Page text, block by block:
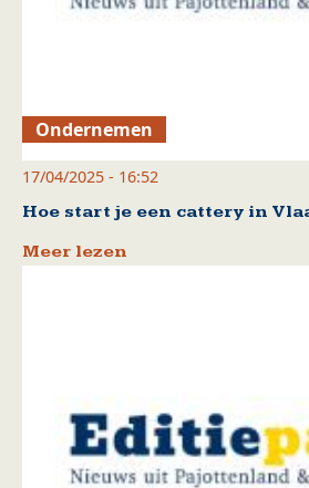
Ondernemen
17/04/2025 - 16:52
Hoe start je een cattery in
Meer lezen